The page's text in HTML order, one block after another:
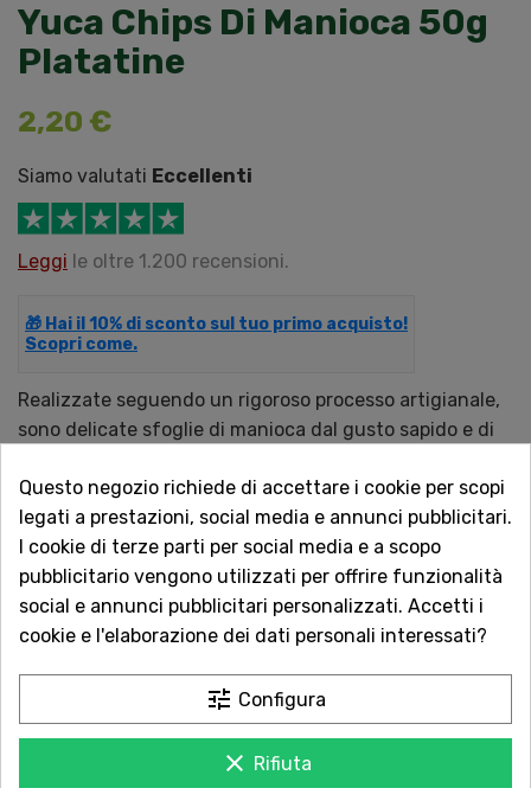
Yuca Chips Di Manioca 50g
Platatine
2,20 €
Siamo valutati Eccellenti
Leggi le oltre 1.200 recensioni.
🎁 Hai il 10% di sconto sul tuo primo acquisto!
Scopri come.
Realizzate seguendo un rigoroso processo artigianale,
sono delicate sfoglie di manioca dal gusto sapido e di
QUANTITÀ
AGGIUNGI AL CARRELLO
Acquista in totale sicurezza
Questo negozio richiede di accettare i cookie per scopi
legati a prestazioni, social media e annunci pubblicitari.
I cookie di terze parti per social media e a scopo
pubblicitario vengono utilizzati per offrire funzionalità
social e annunci pubblicitari personalizzati. Accetti i
cookie e l'elaborazione dei dati personali interessati?
tune Configura
clear Rifiuta